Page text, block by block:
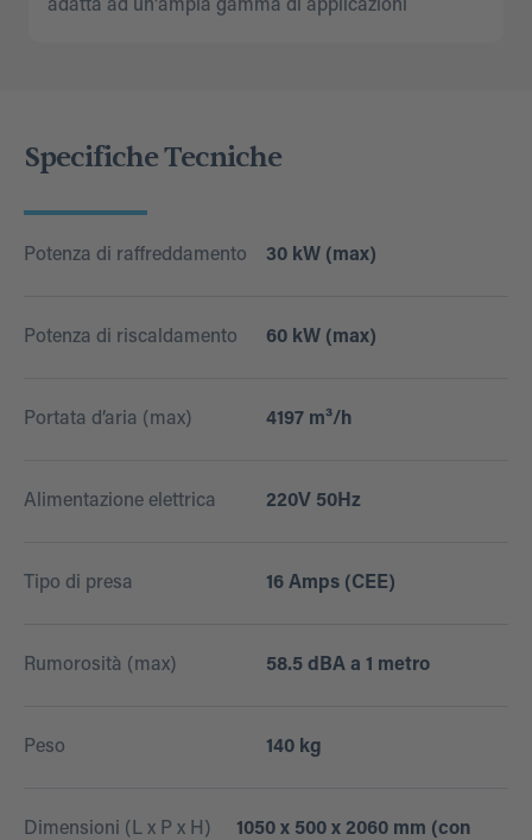
adatta ad un'ampia gamma di applicazioni
Specifiche Tecniche
Potenza di raffreddamento 30 kW (max)
Potenza di riscaldamento 60 kW (max)
Portata d’aria (max) 4197 m³/h
Alimentazione elettrica 220V 50Hz
Tipo di presa 16 Amps (CEE)
Rumorosità (max) 58.5 dBA a 1 metro
Peso 140 kg
Dimensioni (L x P x H) 1050 x 500 x 2060 mm (con